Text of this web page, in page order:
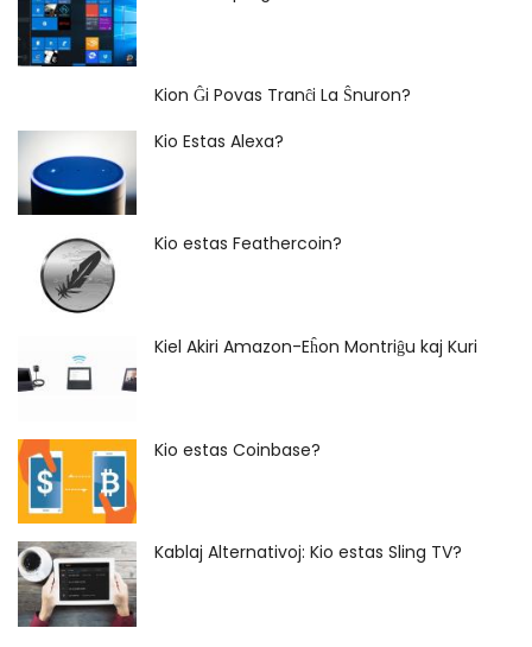
Kion Ĝi Povas Tranĉi La Ŝnuron?
Kio Estas Alexa?
Kio estas Feathercoin?
Kiel Akiri Amazon-Eĥon Montriĝu kaj Kuri
Kio estas Coinbase?
Kablaj Alternativoj: Kio estas Sling TV?